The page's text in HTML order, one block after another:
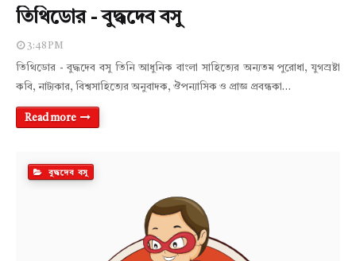
তিথিডোর - বুদ্ধদেব বসু
3:48 PM
তিথিডোর - বুদ্ধদেব বসু তিনি আধুনিক বাংলা সাহিত্যের অন্যতম পুরোধা, যুগস্রষ্টা
কবি, নাট্যকার, বিশ্বসাহিত্যের অনুবাদক, ঔপন্যাসিক ও প্রাজ্ঞ প্রবন্ধকা…
Read more
বুদ্ধদেব বসু